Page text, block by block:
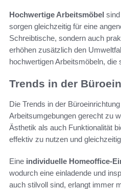
Hochwertige Arbeitsmöbel
sorgen gleichzeitig für eine
Schreibtische, sondern auch
erhöhen zusätzlich den
hochwertigen Arbeitsmöbeln,
Trends in der
Die Trends in der
Arbeitsumgebungen gerecht zu
Ästhetik als auch Funktionalität
effektiv zu nutzen und
Eine individuelle Homeoffice-
wodurch eine einladende und
auch stilvoll sind, erlangt immer